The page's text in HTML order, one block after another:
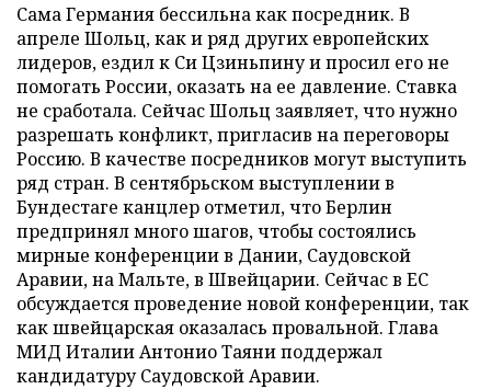
Сама Германия бессильна как посредник. В
апреле Шольц, как и ряд других европейских
лидеров, ездил к Си Цзиньпину и просил его не
помогать России, оказать на ее давление. Ставка
не сработала. Сейчас Шольц заявляет, что нужно
разрешать конфликт, пригласив на переговоры
Россию. В качестве посредников могут выступить
ряд стран. В сентябрьском выступлении в
Бундестаге канцлер отметил, что Берлин
предпринял много шагов, чтобы состоялись
мирные конференции в Дании, Саудовской
Аравии, на Мальте, в Швейцарии. Сейчас в ЕС
обсуждается проведение новой конференции, так
как швейцарская оказалась провальной. Глава
МИД Италии Антонио Таяни поддержал
кандидатуру Саудовской Аравии.